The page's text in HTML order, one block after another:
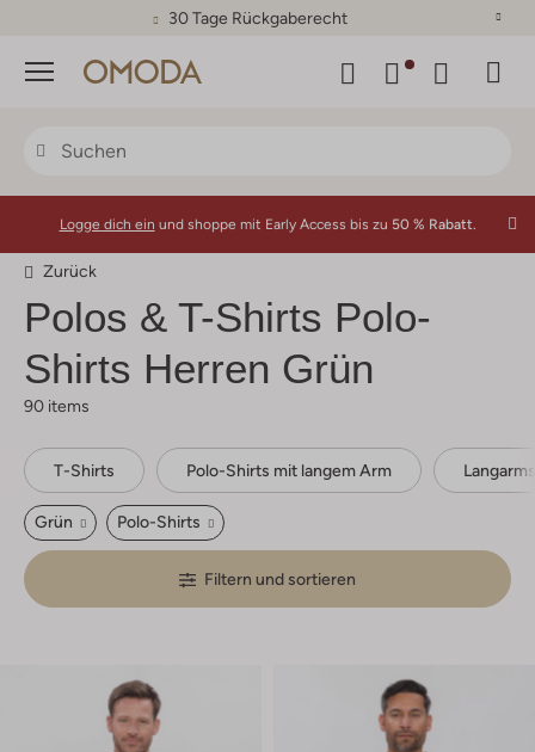
30 Tage Rückgaberecht
Menü
Logge dich ein und shoppe mit Early Access bis zu 50 % Rabatt.
Zurück
Polos & T-Shirts Polo-
Shirts Herren Grün
90 items
T-Shirts Polo-Shirts mit langem Arm
Grün Polo-Shirts
Filtern und sortieren